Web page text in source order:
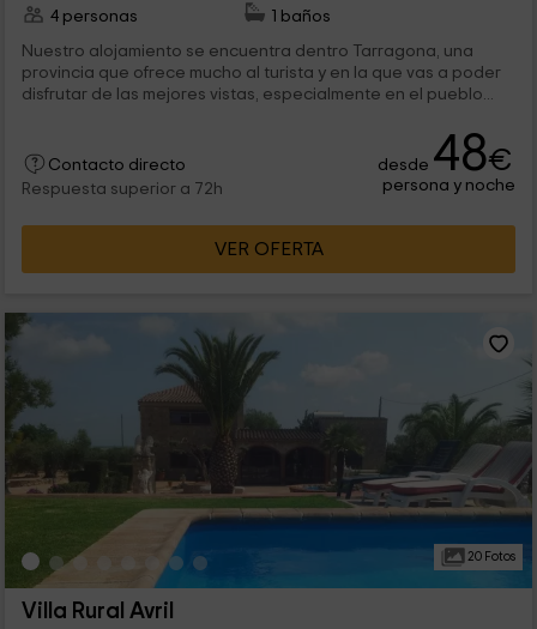
4 personas
1 baños
Nuestro alojamiento se encuentra dentro Tarragona, una
provincia que ofrece mucho al turista y en la que vas a poder
disfrutar de las mejores vistas, especialmente en el pueblo...
Contacto directo
Respuesta superior a 72h
desde 48€
persona y noche
VER OFERTA
20 Fotos
Villa Rural Avril